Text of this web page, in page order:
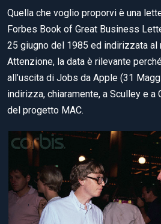
Quella che voglio proporvi è una
Forbes Book of Great Business
25 giugno del 1985 ed indirizzata al
Attenzione, la data è rilevante
all’uscita di Jobs da Apple (31
indirizza, chiaramente, a Sculley e a
del progetto MAC.